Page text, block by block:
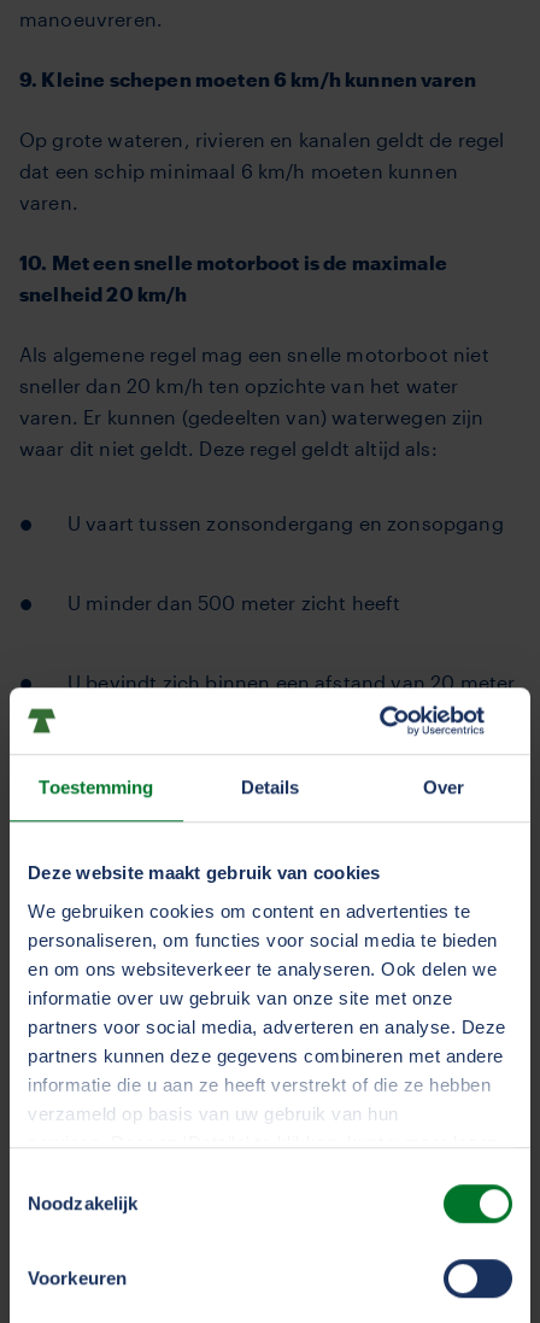
Toestemming Details Over
Deze website maakt gebruik van cookies
We gebruiken cookies om content en advertenties te
personaliseren, om functies voor social media te bieden
en om ons websiteverkeer te analyseren. Ook delen we
informatie over uw gebruik van onze site met onze
partners voor social media, adverteren en analyse. Deze
partners kunnen deze gegevens combineren met andere
informatie die u aan ze heeft verstrekt of die ze hebben
verzameld op basis van uw gebruik van hun
services. Door op 'Details' te klikken, kunt u meer lezen
toestemming intrekken. Door op 'Alles accepteren' te
klikken, gaat u akkoord met het gebruik van alle cookies
Noodzakelijk
Voorkeuren
manoeuvreren.
9. Kleine schepen moeten 6 km/h kunnen varen
Op grote wateren, rivieren en kanalen geldt de regel
dat een schip minimaal 6 km/h moeten kunnen
varen.
10. Met een snelle motorboot is de maximale
snelheid 20 km/h
Als algemene regel mag een snelle motorboot niet
sneller dan 20 km/h ten opzichte van het water
varen. Er kunnen (gedeelten van) waterwegen zijn
waar dit niet geldt. Deze regel geldt altijd als:
U vaart tussen zonsondergang en zonsopgang
U minder dan 500 meter zicht heeft
U bevindt zich binnen een afstand van 20 meter
U bevindt zich binnen 50 meter van een zwem-
of aanlegrichting
U bevindt zich in de buurt van wedstrijden,
waterfeesten en demonstraties
11. Grote schepen mogen aan bakboordswal (links)
varen
Grote schepen mogen links varen als zich een situatie
voordoet waar rechts aanhouden bemoeilijkt wordt.
een haven. Deze schepen tonen aan de voorzijde van
moeten zoveel mogelijk aan stuurboordzijde worden
gepasseerd. Het blauwe bord is niet van toepassing